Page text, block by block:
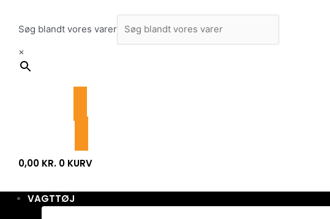
indholdet
Søg blandt vores varer
×
0,00 KR. 0 KURV
VAGTTØJ